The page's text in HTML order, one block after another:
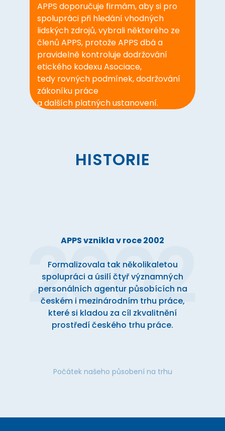
APPS doporučuje firmám, aby si pro
spolupráci při hledání vhodných
lidských zdrojů, vybrali některého ze
členů APPS, protože APPS dbá a
pravidelně kontroluje dodržování
etického kodexu Asociace,
tedy rovných podmínek, dodržování
zákoníku práce
a dalších platných ustanovení.
HISTORIE
APPS vznikla v roce 2002
Formalizovala tak několikaletou
spolupráci a úsilí čtyř významných
personálních agentur působících na
českém i mezinárodním trhu práce,
které si kladou za cíl zkvalitnění
prostředí českého trhu práce.
Počátek našeho působení na trhu